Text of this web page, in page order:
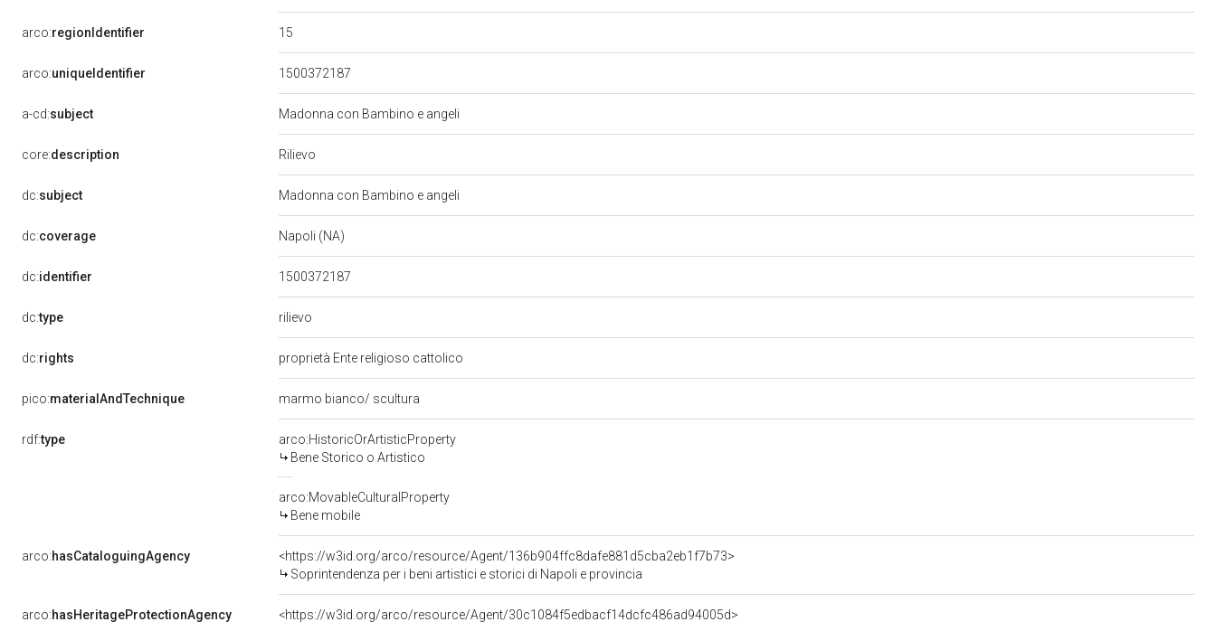
arco:regionIdentifier 15
arco:uniqueIdentifier 1500372187
a-cd:subject Madonna con Bambino e angeli
core:description Rilievo
dc:subject Madonna con Bambino e angeli
dc:coverage Napoli (NA)
dc:identifier 1500372187
dc:type rilievo
dc:rights proprietà Ente religioso cattolico
pico:materialAndTechnique marmo bianco/ scultura
rdf:type
arco:HistoricOrArtisticProperty
Bene Storico o Artistico
arco:MovableCulturalProperty
Bene mobile
arco:hasCataloguingAgency
<https://w3id.org/arco/resource/Agent/136b904ffc8dafe881d5cba2eb1f7b73>
Soprintendenza per i beni artistici e storici di Napoli e provincia
arco:hasHeritageProtectionAgency
<https://w3id.org/arco/resource/Agent/30c1084f5edbacf14dcfc486ad94005d>